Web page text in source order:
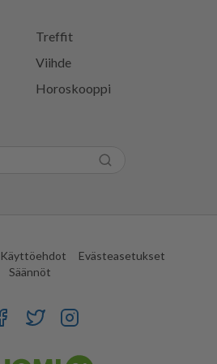
Treffit
Viihde
Horoskooppi
Käyttöehdot
Evästeasetukset
Säännöt